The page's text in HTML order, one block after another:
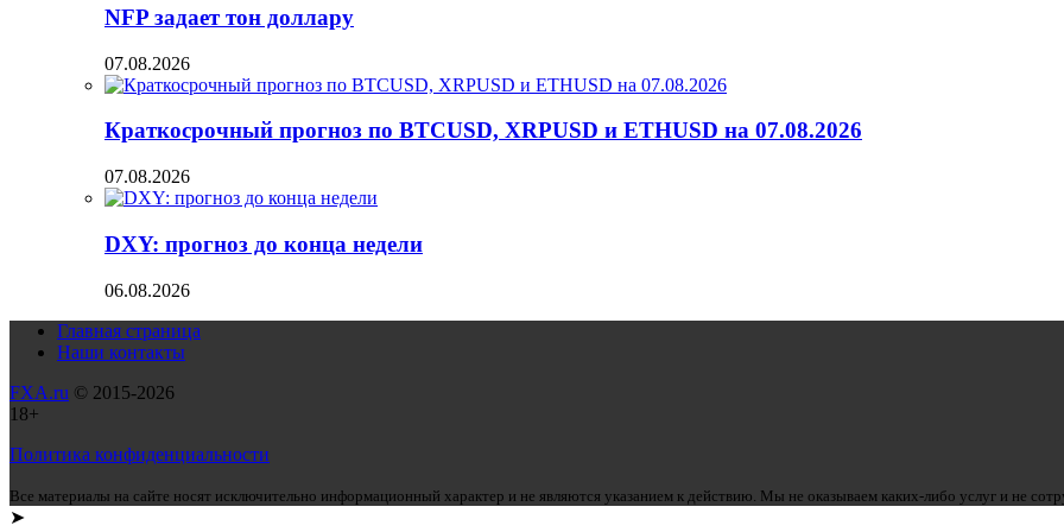
NFP задает тон доллару
07.08.2026
Краткосрочный прогноз по BTCUSD, XRPUSD и ETHUSD на 07.08.2026
07.08.2026
DXY: прогноз до конца недели
06.08.2026
Главная страница
Наши контакты
FXA.ru © 2015-2026
18+
Политика конфиденциальности
Все материалы на сайте носят исключительно информационный характер и не являются указанием к действию. Мы не оказываем каких-либо услуг и не
➤